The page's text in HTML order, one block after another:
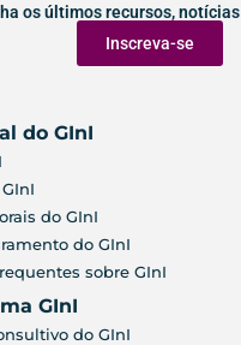
os últimos recursos,
Inscreva-se
do GInI
do GInI
do GInI
sobre GInI
GInI
do GInI